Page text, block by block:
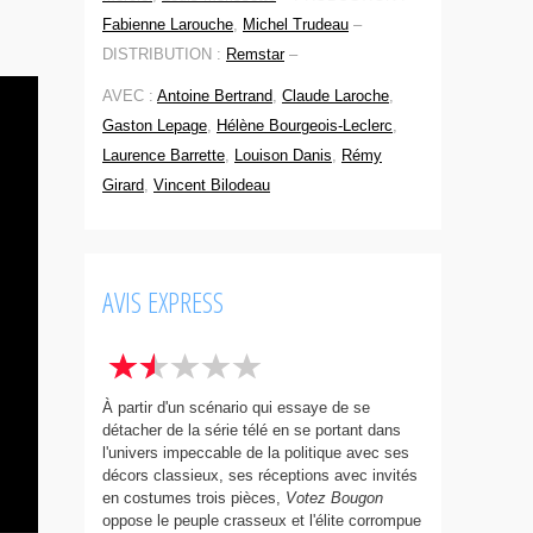
Fabienne Larouche, Michel Trudeau –
DISTRIBUTION : Remstar–
AVEC : Antoine Bertrand, Claude Laroche,
Gaston Lepage, Hélène Bourgeois-Leclerc,
Laurence Barrette, Louison Danis, Rémy
Girard, Vincent Bilodeau
AVIS EXPRESS
À partir d'un scénario qui essaye de se
détacher de la série télé en se portant dans
l'univers impeccable de la politique avec ses
décors classieux, ses réceptions avec invités
en costumes trois pièces, Votez Bougon
oppose le peuple crasseux et l'élite corrompue